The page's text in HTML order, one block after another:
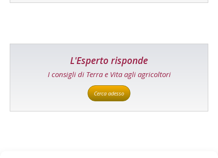
L'Esperto risponde
I consigli di Terra e Vita agli agricoltori
Cerca adesso